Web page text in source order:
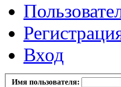
Вход
Имя пользователя: